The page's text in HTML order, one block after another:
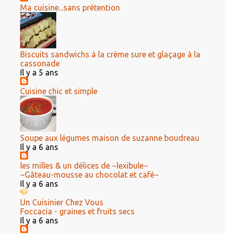
Ma cuisine...sans prétention
Biscuits sandwichs à la crème sure et glaçage à la
cassonade
Il y a 5 ans
Cuisine chic et simple
Soupe aux légumes maison de suzanne boudreau
Il y a 6 ans
les milles & un délices de ~lexibule~
~Gâteau-mousse au chocolat et café~
Il y a 6 ans
Un Cuisinier Chez Vous
Foccacia - graines et fruits secs
Il y a 6 ans